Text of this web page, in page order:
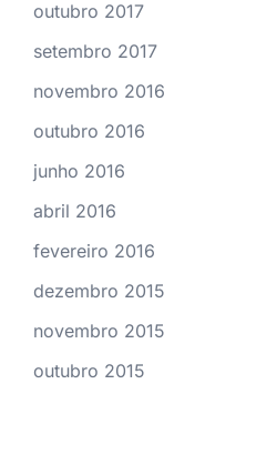
outubro 2017
setembro 2017
novembro 2016
outubro 2016
junho 2016
abril 2016
fevereiro 2016
dezembro 2015
novembro 2015
outubro 2015